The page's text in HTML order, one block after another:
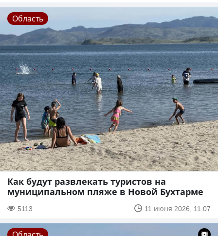
Область
Как будут развлекать туристов на
муниципальном пляже в Новой Бухтарме
5113 11 июня 2026, 11:07